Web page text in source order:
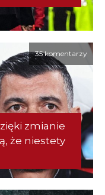
35 komentarzy
zmianie
że niestety